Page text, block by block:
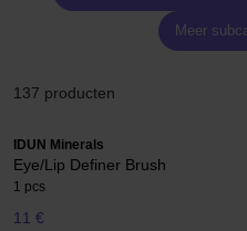
Meer
137 producten
IDUN Minerals
Eye/Lip Definer Brush
1 pcs
11 €